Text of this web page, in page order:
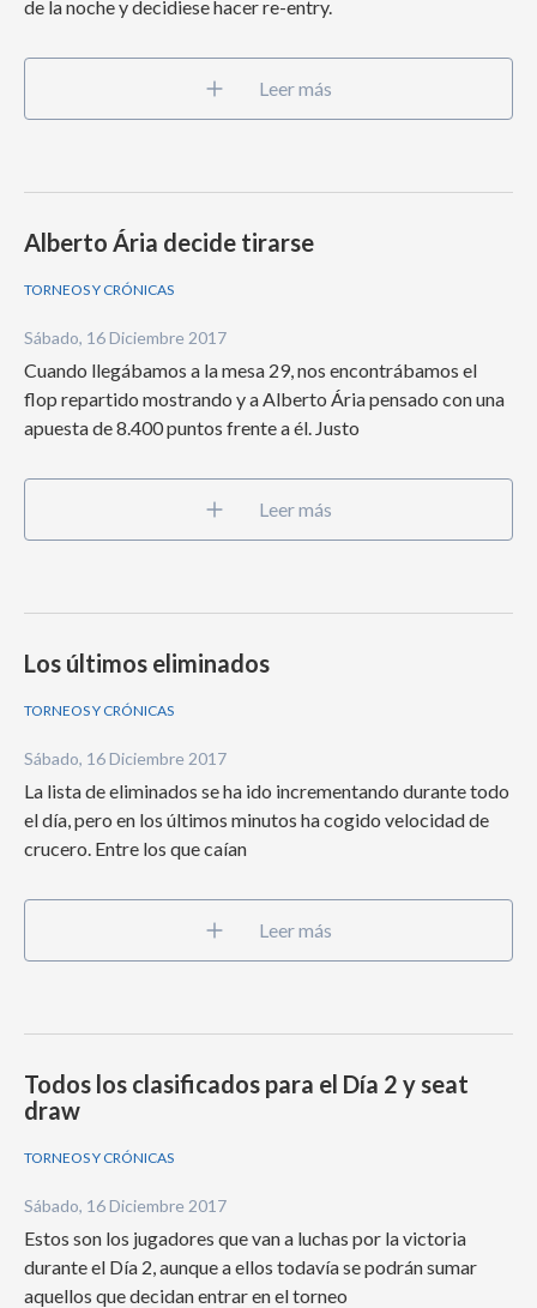
de la noche y decidiese hacer re-entry.
Leer más
Alberto Ária decide tirarse
TORNEOS Y CRÓNICAS
Sábado, 16 Diciembre 2017
Cuando llegábamos a la mesa 29, nos encontrábamos el
flop repartido mostrando y a Alberto Ária pensado con una
apuesta de 8.400 puntos frente a él. Justo
Leer más
Los últimos eliminados
TORNEOS Y CRÓNICAS
Sábado, 16 Diciembre 2017
La lista de eliminados se ha ido incrementando durante todo
el día, pero en los últimos minutos ha cogido velocidad de
crucero. Entre los que caían
Leer más
Todos los clasificados para el Día 2 y seat
draw
TORNEOS Y CRÓNICAS
Sábado, 16 Diciembre 2017
Estos son los jugadores que van a luchas por la victoria
durante el Día 2, aunque a ellos todavía se podrán sumar
aquellos que decidan entrar en el torneo